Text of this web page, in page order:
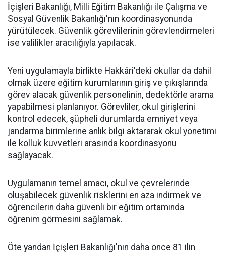
İçişleri Bakanlığı, Milli Eğitim Bakanlığı ile Çalışma ve
Sosyal Güvenlik Bakanlığı'nın koordinasyonunda
yürütülecek. Güvenlik görevlilerinin görevlendirmeleri
ise valilikler aracılığıyla yapılacak.
Yeni uygulamayla birlikte Hakkâri'deki okullar da dahil
olmak üzere eğitim kurumlarının giriş ve çıkışlarında
görev alacak güvenlik personelinin, dedektörle arama
yapabilmesi planlanıyor. Görevliler, okul girişlerini
kontrol edecek, şüpheli durumlarda emniyet veya
jandarma birimlerine anlık bilgi aktararak okul yönetimi
ile kolluk kuvvetleri arasında koordinasyonu
sağlayacak.
Uygulamanın temel amacı, okul ve çevrelerinde
oluşabilecek güvenlik risklerini en aza indirmek ve
öğrencilerin daha güvenli bir eğitim ortamında
öğrenim görmesini sağlamak.
Öte yandan İçişleri Bakanlığı'nın daha önce 81 ilin